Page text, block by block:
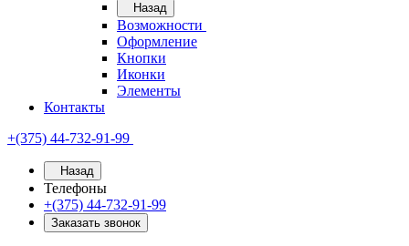
Назад
Возможности
Оформление
Кнопки
Иконки
Элементы
Контакты
+(375) 44-732-91-99
Назад
Телефоны
+(375) 44-732-91-99
Заказать звонок